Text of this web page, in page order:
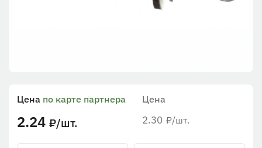
Цена
2.30 ₽/шт.
Цена по карте партнера
2.24 ₽/шт.